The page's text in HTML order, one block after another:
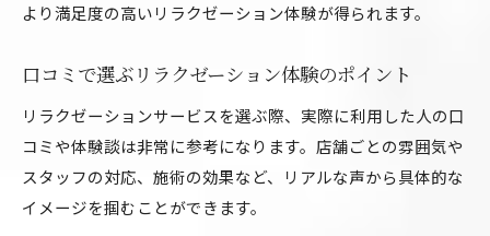
より満足度の高いリラクゼーション体験が得られます。
口コミで選ぶリラクゼーション体験のポイント
リラクゼーションサービスを選ぶ際、実際に利用した人の口
コミや体験談は非常に参考になります。店舗ごとの雰囲気や
スタッフの対応、施術の効果など、リアルな声から具体的な
イメージを掴むことができます。